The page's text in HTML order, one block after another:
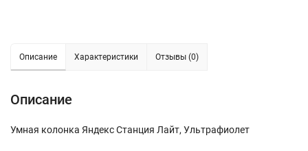
Описание Характеристики Отзывы (0)
Описание
Умная колонка Яндекс Станция Лайт, Ультрафиолет